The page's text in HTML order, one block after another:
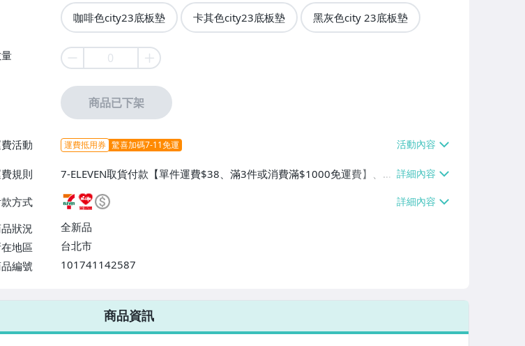
咖啡色city23底板墊 卡其色city23底板墊 黑灰色city 23底板墊
商品已下架
活動 運費抵用券 驚喜加碼7-11免運
規則
7-ELEVEN取貨付款【單件運費$38、滿3件或消費滿$1000免運費】、萊
爾富取貨付款【單件運費$60、滿3件或消費滿$1000免運費】、宅配/貨
運【單件運費$80、滿3件或消費滿$1000免運費】
方式
狀況
全新品
地區
台北市
編號
101741142587
7-ELEVEN 運費只要38元
不限金額、筆數，筆筆優惠無限次！
商品資訊